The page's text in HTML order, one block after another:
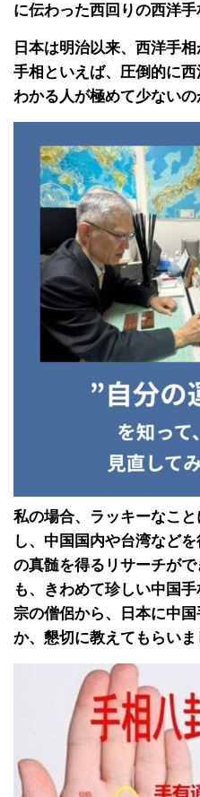
に伝わった西回りの西洋手
日本は明治以来、西洋手
手相といえば、圧倒的に
わかる人が極めて少ないの
私の場合、ラッキーなこ
し、中国国内や台湾など
の真髄を得るリサーチが
も、きわめて珍しい中国
宗の僧侶から、日本に中
か、懇切に教えてもらいま